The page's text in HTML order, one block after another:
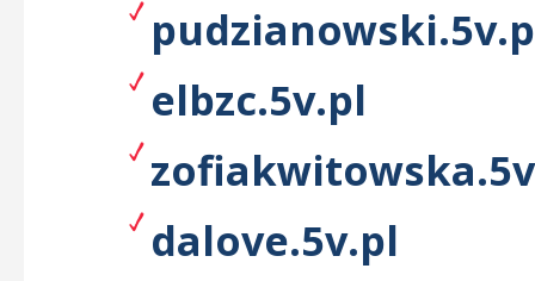
elbzc.5v.pl
dalove.5v.pl